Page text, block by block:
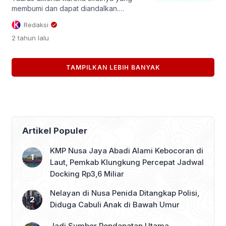
untuk meyakinkan orang-orang
dengan […]
membumi dan dapat diandalkan.
Mereka memiliki rasa tekad dan
ketekunan yang kuat. Mereka
menemukan kenyamanan dan
rasa kepastian dalam hidup mereka.
Penduduk asli Taurus adalah orang
yang praktis, dan mereka berkembang
Redaksi
2 tahun lalu
TAMPILKAN LEBIH BANYAK
Artikel Populer
KMP Nusa Jaya Abadi Alami Kebocoran di
Laut, Pemkab Klungkung Percepat Jadwal
Docking Rp3,6 Miliar
Nelayan di Nusa Penida Ditangkap Polisi,
Diduga Cabuli Anak di Bawah Umur